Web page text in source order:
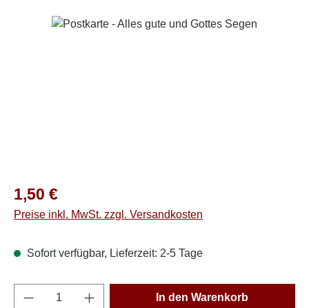
Bildergalerie überspringen
Regulärer Preis:
1,50 €
Preise inkl. MwSt. zzgl. Versandkosten
Sofort verfügbar, Lieferzeit: 2-5 Tage
Produkt Anzahl: Gib den gewünschten
In den Warenkorb